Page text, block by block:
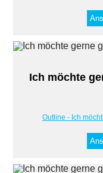
Ich möchte
Outline - Ich